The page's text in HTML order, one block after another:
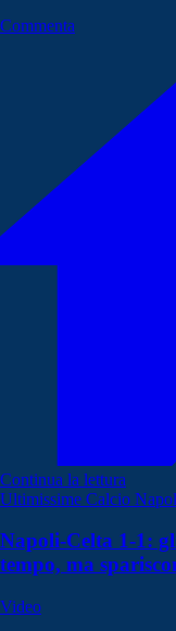
Commenta
Continua la lettura
Ultimissime Calcio
Napoli-Celta 1-1:
tempo, ma
Video